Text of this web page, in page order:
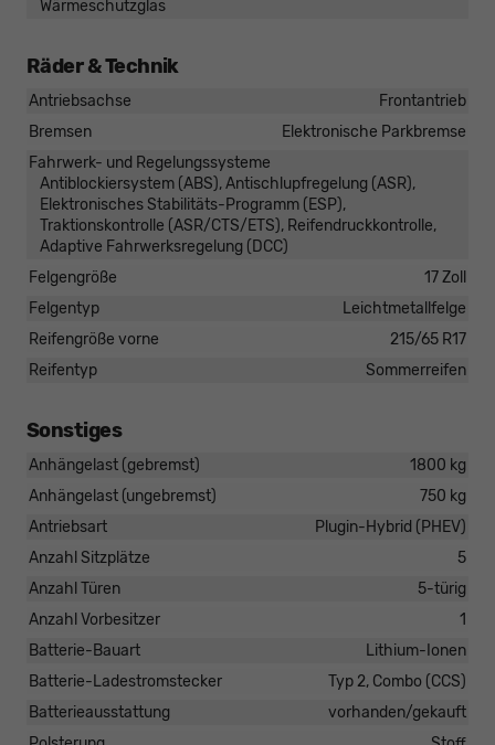
Wärmeschutzglas
Räder & Technik
Antriebsachse
Frontantrieb
Bremsen
Elektronische Parkbremse
Fahrwerk- und Regelungssysteme
Antiblockiersystem (ABS), Antischlupfregelung (ASR),
Elektronisches Stabilitäts-Programm (ESP),
Traktionskontrolle (ASR/CTS/ETS), Reifendruckkontrolle,
Adaptive Fahrwerksregelung (DCC)
Felgengröße
17 Zoll
Felgentyp
Leichtmetallfelge
Reifengröße vorne
215/65 R17
Reifentyp
Sommerreifen
Sonstiges
Anhängelast (gebremst)
1800 kg
Anhängelast (ungebremst)
750 kg
Antriebsart
Plugin-Hybrid (PHEV)
Anzahl Sitzplätze
5
Anzahl Türen
5-türig
Anzahl Vorbesitzer
1
Batterie-Bauart
Lithium-Ionen
Batterie-Ladestromstecker
Typ 2, Combo (CCS)
Batterieausstattung
vorhanden/gekauft